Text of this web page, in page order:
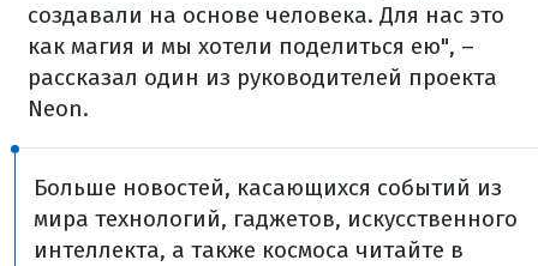
создавали на основе человека. Для нас это
как магия и мы хотели поделиться ею", –
рассказал один из руководителей проекта
Neon.
Больше новостей, касающихся событий из
мира технологий, гаджетов, искусственного
интеллекта, а также космоса читайте в